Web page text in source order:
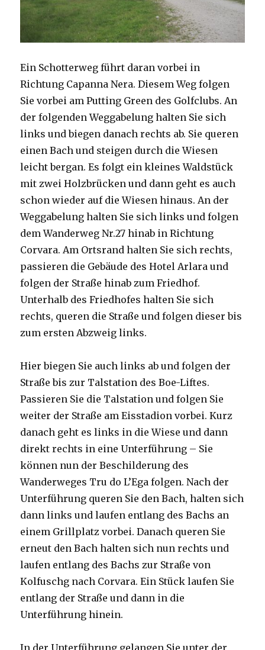
Ein Schotterweg führt daran vorbei in
Richtung Capanna Nera. Diesem Weg folgen
Sie vorbei am Putting Green des Golfclubs. An
der folgenden Weggabelung halten Sie sich
links und biegen danach rechts ab. Sie queren
einen Bach und steigen durch die Wiesen
leicht bergan. Es folgt ein kleines Waldstück
mit zwei Holzbrücken und dann geht es auch
schon wieder auf die Wiesen hinaus. An der
Weggabelung halten Sie sich links und folgen
dem Wanderweg Nr.27 hinab in Richtung
Corvara. Am Ortsrand halten Sie sich rechts,
passieren die Gebäude des Hotel Arlara und
folgen der Straße hinab zum Friedhof.
Unterhalb des Friedhofes halten Sie sich
rechts, queren die Straße und folgen dieser bis
zum ersten Abzweig links.
Hier biegen Sie auch links ab und folgen der
Straße bis zur Talstation des Boe-Liftes.
Passieren Sie die Talstation und folgen Sie
weiter der Straße am Eisstadion vorbei. Kurz
danach geht es links in die Wiese und dann
direkt rechts in eine Unterführung – Sie
können nun der Beschilderung des
Wanderweges Tru do L’Ega folgen. Nach der
Unterführung queren Sie den Bach, halten sich
dann links und laufen entlang des Bachs an
einem Grillplatz vorbei. Danach queren Sie
erneut den Bach halten sich nun rechts und
laufen entlang des Bachs zur Straße von
Kolfuschg nach Corvara. Ein Stück laufen Sie
entlang der Straße und dann in die
Unterführung hinein.